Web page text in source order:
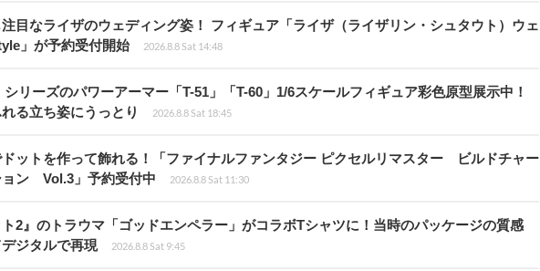
目なライザのウェディング姿！ フィギュア「ライザ（ライザリン・シュタウト）ウェ
」が予約受付開始
2026.8.8 Sat 14:48
シリーズのパワーアーマー「T-51」「T-60」1/6スケールフィギュア彩色原型展示中！
る立ち姿にうっとり
2026.8.8 Sat 18:45
ドットを作って飾れる！「ファイナルファンタジー ピクセルリマスター ビルドチャー
ョン Vol.3」予約受付中
2026.8.8 Sat 11:30
ト2』のトラウマ「ゴッドエンペラー」がコラボTシャツに！当時のパッケージの質感
ジタルで再現
2026.8.8 Sat 9:45